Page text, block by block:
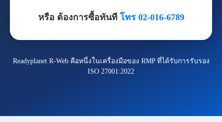
หรือ ต้องการซื้อทันที โทร 02-016-6789
Readyplanet R-Web คือหนึ่งในเครื่องมือของ RMP ที่ได้รับการรับรอง
ISO 27001:2022